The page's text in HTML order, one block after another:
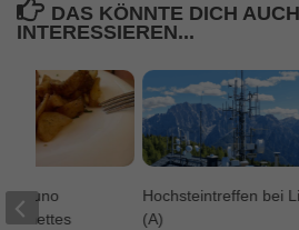
DAS KÖNNTE DICH AUCH
INTERESSIEREN...
Hochsteintreffen bei
(A)
Bruno
nettes